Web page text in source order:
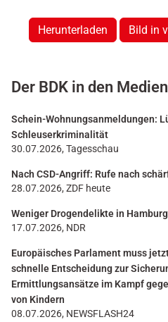
Herunterladen Bild in
Der BDK in den Medien
Schein-Wohnungsanmeldungen:
Schleuserkriminalität
30.07.2026, Tagesschau
Nach CSD-Angriff: Rufe nach
28.07.2026, ZDF heute
Weniger Drogendelikte in
17.07.2026, NDR
Europäisches Parlament muss
schnelle Entscheidung zur
Ermittlungsansätze im Kampf
von Kindern
08.07.2026, NEWSFLASH24